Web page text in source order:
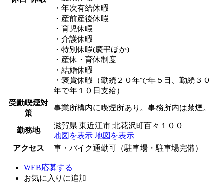
・年次有給休暇
・産前産後休暇
・育児休暇
・介護休暇
・特別休暇(慶弔ほか)
・産休・育休制度
・結婚休暇
・褒賞休暇（勤続２０年で年５日、勤続３０
年で年１０日支給）
受動喫煙対
策
事業所構内に喫煙所あり。事務所内は禁煙。
勤務地
滋賀県 東近江市 北花沢町百々１００
地図を表示 地図を表示
アクセス
車・バイク通勤可（駐車場・駐車場完備）
WEB応募する
お気に入り に追加